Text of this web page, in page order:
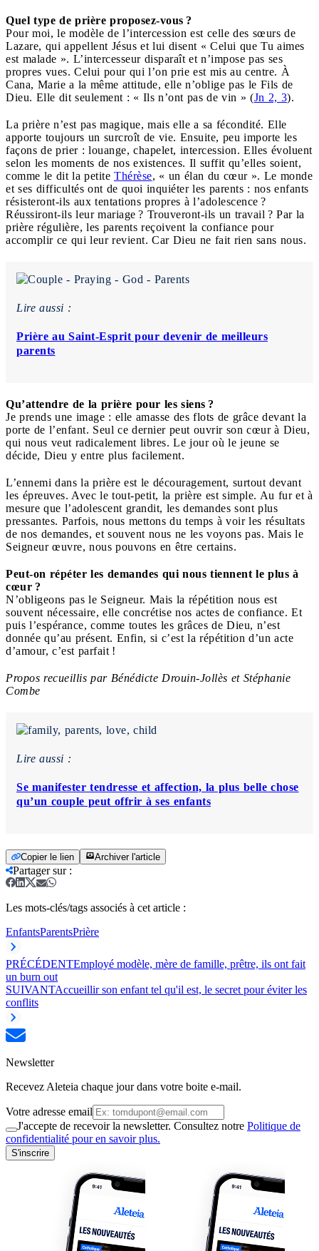
Quel type de prière proposez-vous ?
Pour moi, le modèle de l’intercession est celle des sœurs de
Lazare, qui appellent Jésus et lui disent « Celui que Tu aimes
est malade ». L’intercesseur disparaît et n’impose pas ses
propres vues. Celui pour qui l’on prie est mis au centre. À
Cana, Marie a la même attitude, elle n’oblige pas le Fils de
Dieu. Elle dit seulement : « Ils n’ont pas de vin » (Jn 2, 3).
La prière n’est pas magique, mais elle a sa fécondité. Elle
apporte toujours un surcroît de vie. Ensuite, peu importe les
façons de prier : louange, chapelet, intercession. Elles évoluent
selon les moments de nos existences. Il suffit qu’elles soient,
comme le dit la petite Thérèse, « un élan du cœur ». Le monde
et ses difficultés ont de quoi inquiéter les parents : nos enfants
résisteront-ils aux tentations propres à l’adolescence ?
Réussiront-ils leur mariage ? Trouveront-ils un travail ? Par la
prière régulière, les parents reçoivent la confiance pour
accomplir ce qui leur revient. Car Dieu ne fait rien sans nous.
Lire aussi :
Prière au Saint-Esprit pour devenir de meilleurs
parents
Qu’attendre de la prière pour les siens ?
Je prends une image : elle amasse des flots de grâce devant la
porte de l’enfant. Seul ce dernier peut ouvrir son cœur à Dieu,
qui nous veut radicalement libres. Le jour où le jeune se
décide, Dieu y entre plus facilement.
L’ennemi dans la prière est le découragement, surtout devant
les épreuves. Avec le tout-petit, la prière est simple. Au fur et à
mesure que l’adolescent grandit, les demandes sont plus
pressantes. Parfois, nous mettons du temps à voir les résultats
de nos demandes, et souvent nous ne les voyons pas. Mais le
Seigneur œuvre, nous pouvons en être certains.
Peut-on répéter les demandes qui nous tiennent le plus à
cœur ?
N’obligeons pas le Seigneur. Mais la répétition nous est
souvent nécessaire, elle concrétise nos actes de confiance. Et
puis l’espérance, comme toutes les grâces de Dieu, n’est
donnée qu’au présent. Enfin, si c’est la répétition d’un acte
d’amour, c’est parfait !
Propos recueillis par Bénédicte Drouin-Jollès et Stéphanie
Combe
Lire aussi :
Se manifester tendresse et affection, la plus belle chose
qu’un couple peut offrir à ses enfants
Copier le lien Archiver l'article
Partager sur:
Les mots-clés/tags associés à cet article :
EnfantsParentsPrière
PRÉCÉDENTEmployé modèle, mère de famille, prêtre, ils ont fait
un burn out
SUIVANTAccueillir son enfant tel qu'il est, le secret pour éviter les
conflits
Newsletter
Recevez Aleteia chaque jour dans votre boite e-mail.
Votre adresse email
J'accepte de recevoir la newsletter. Consultez notre Politique de
confidentialité pour en savoir plus.
S'inscrire